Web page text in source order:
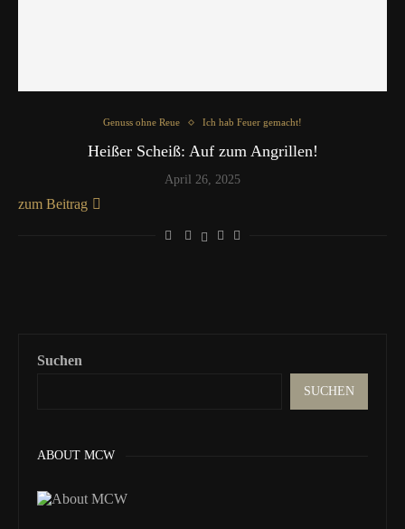
Genuss ohne Reue Ich hab Feuer gemacht!
Heißer Scheiß: Auf zum Angrillen!
April 26, 2025
zum Beitrag
Suchen
SUCHEN
ABOUT MCW